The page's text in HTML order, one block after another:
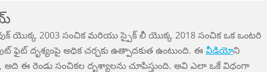
యొక్క 2003 సంచిక మరియు స్పైక్ లీ యొక్క 2018 సంచిక ఒక ఒంటరి
ఫైట్ దృశ్యంపై అధిక చర్చకు ఉత్పాదకుత ఉంటుంది. ఈవీడియోని
ఈ రెండు సంచికల దృశ్యాలను చూపిస్తుంది. అవి ఎలా ఒకే విధంగా